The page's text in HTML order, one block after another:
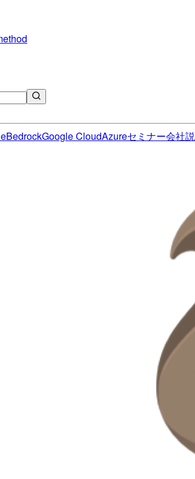
BedrockGoogle CloudAzureセミナー会社